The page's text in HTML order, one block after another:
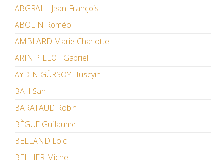
ABGRALL Jean-François
ABOLIN Roméo
AMBLARD Marie-Charlotte
ARIN PILLOT Gabriel
AYDIN GÜRSOY Hüseyin
BAH San
BARATAUD Robin
BÈGUE Guillaume
BELLAND Loïc
BELLIER Michel